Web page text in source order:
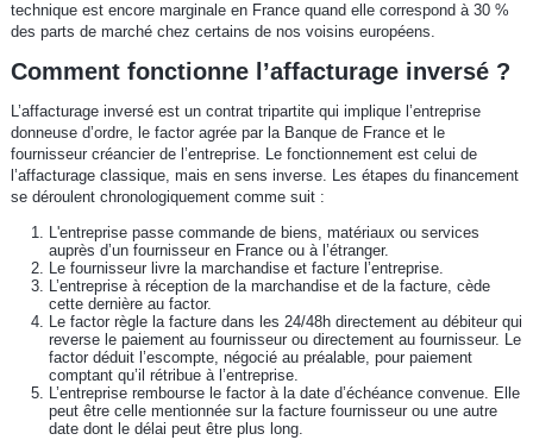
technique est encore marginale en France quand elle correspond à 30 %
des parts de marché chez certains de nos voisins européens.
Comment fonctionne l’affacturage inversé ?
L’affacturage inversé est un contrat tripartite qui implique l’entreprise
donneuse d’ordre, le factor agrée par la Banque de France et le
fournisseur créancier de l’entreprise. Le fonctionnement est celui de
l’affacturage classique, mais en sens inverse. Les étapes du financement
se déroulent chronologiquement comme suit :
L'entreprise passe commande de biens, matériaux ou services
auprès d’un fournisseur en France ou à l’étranger.
Le fournisseur livre la marchandise et facture l’entreprise.
L’entreprise à réception de la marchandise et de la facture, cède
cette dernière au factor.
Le factor règle la facture dans les 24/48h directement au débiteur qui
reverse le paiement au fournisseur ou directement au fournisseur. Le
factor déduit l’escompte, négocié au préalable, pour paiement
comptant qu’il rétribue à l’entreprise.
L’entreprise rembourse le factor à la date d’échéance convenue. Elle
peut être celle mentionnée sur la facture fournisseur ou une autre
date dont le délai peut être plus long.